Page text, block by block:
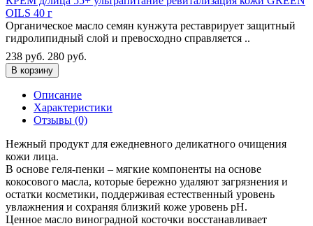
OILS 40 г
Органическое масло семян кунжута реставрирует защитный
гидролипидный слой и превосходно справляется ..
238 руб. 280 руб.
В корзину
Описание
Характеристики
Отзывы (0)
Нежный продукт для ежедневного деликатного очищения
кожи лица.
В основе геля-пенки – мягкие компоненты на основе
кокосового масла, которые бережно удаляют загрязнения и
остатки косметики, поддерживая естественный уровень
увлажнения и сохраняя близкий коже уровень pH.
Ценное масло виноградной косточки восстанавливает